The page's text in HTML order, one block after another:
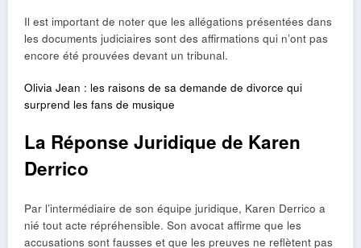
Il est important de noter que les allégations présentées dans
les documents judiciaires sont des affirmations qui n’ont pas
encore été prouvées devant un tribunal.
Olivia Jean : les raisons de sa demande de divorce qui
surprend les fans de musique
La Réponse Juridique de Karen
Derrico
Par l’intermédiaire de son équipe juridique, Karen Derrico a
nié tout acte répréhensible. Son avocat affirme que les
accusations sont fausses et que les preuves ne reflètent pas